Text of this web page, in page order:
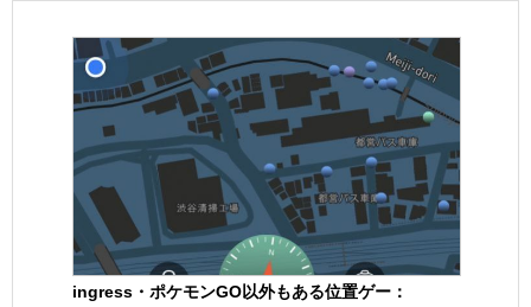
ingress・ポケモンGO以外もある位置ゲー：